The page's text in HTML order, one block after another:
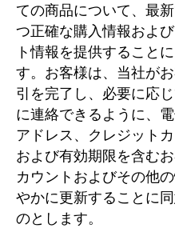
ての商品について、最
つ正確な購入情報およ
ト情報を提供すること
す。お客様は、当社が
引を完了し、必要に応
に連絡できるように、
アドレス、クレジット
および有効期限を含む
カウントおよびその他
やかに更新することに
のとします。